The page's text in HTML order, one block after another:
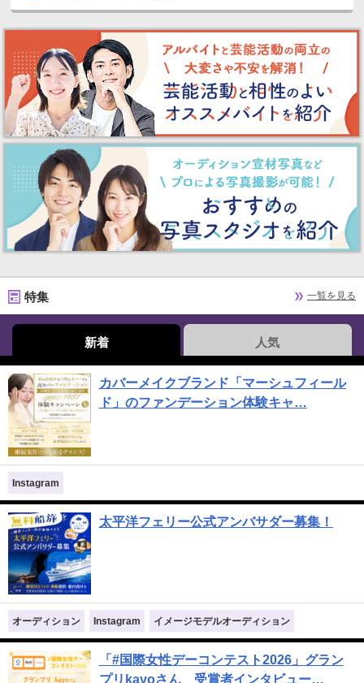
特集 一覧を見る
新着 人気
カバーメイクブランド「マーシュフィール
ド」のファンデーション体験キャ…
Instagram
太平洋フェリー公式アンバサダー募集！
オーディション Instagram イメージモデルオーディション
「#国際女性デーコンテスト2026」グラン
プリkayoさん 受賞者インタビュー…